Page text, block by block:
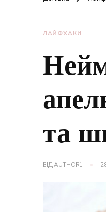
ЛАЙФХАКИ
та
ВІДAUTHOR1